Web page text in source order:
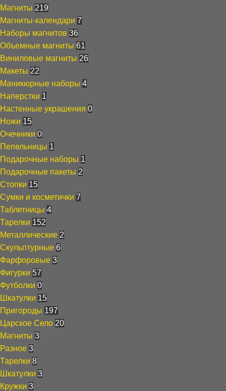
Магниты 219
Магниты-календари 7
Наборы магнитов 36
Объемные магниты 61
Виниловые магниты 26
Макеты 22
Маникюрные наборы 4
Наперстки 1
Настенные украшения 0
Ножи 15
Очечники 0
Пепельницы 1
Подарочные наборы 1
Подарочные пакеты 2
Стопки 15
Сумки и косметички 7
Таблетницы 4
Тарелки 152
Металлические 2
Скульптурные 6
Фарфоровые 3
Фигурки 57
Футболки 0
Шкатулки 15
Пригороды 197
Царское Село 20
Магниты 3
Разное 3
Тарелки 8
Шкатулки 3
Кружки 3